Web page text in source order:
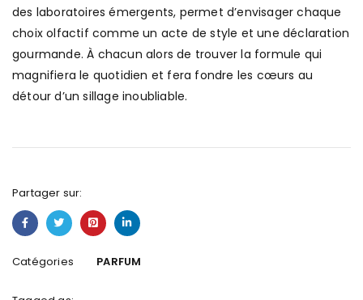
des laboratoires émergents, permet d’envisager chaque
choix olfactif comme un acte de style et une déclaration
gourmande. À chacun alors de trouver la formule qui
magnifiera le quotidien et fera fondre les cœurs au
détour d’un sillage inoubliable.
Partager sur:
Catégories PARFUM